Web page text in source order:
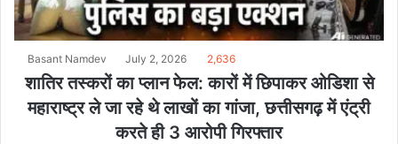
Basant Namdev July 2, 2026 2,636
शातिर तस्करों का प्लान फेल: कारों में छिपाकर ओडिशा से
महाराष्ट्र ले जा रहे थे लाखों का गांजा, छत्तीसगढ़ में एंट्री
करते ही 3 आरोपी गिरफ्तार